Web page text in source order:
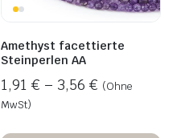
Amethyst facettierte
Steinperlen AA
1,91 € – 3,56 € (Ohne
MwSt)